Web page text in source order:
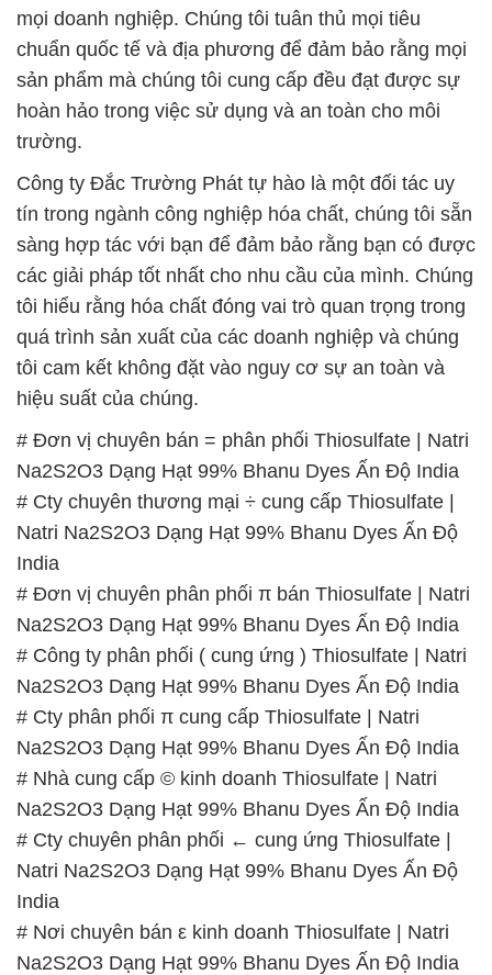
mọi doanh nghiệp. Chúng tôi tuân thủ mọi tiêu
chuẩn quốc tế và địa phương để đảm bảo rằng mọi
sản phẩm mà chúng tôi cung cấp đều đạt được sự
hoàn hảo trong việc sử dụng và an toàn cho môi
trường.
Công ty Đắc Trường Phát tự hào là một đối tác uy
tín trong ngành công nghiệp hóa chất, chúng tôi sẵn
sàng hợp tác với bạn để đảm bảo rằng bạn có được
các giải pháp tốt nhất cho nhu cầu của mình. Chúng
tôi hiểu rằng hóa chất đóng vai trò quan trọng trong
quá trình sản xuất của các doanh nghiệp và chúng
tôi cam kết không đặt vào nguy cơ sự an toàn và
hiệu suất của chúng.
# Đơn vị chuyên bán = phân phối Thiosulfate | Natri
Na2S2O3 Dạng Hạt 99% Bhanu Dyes Ấn Độ India
# Cty chuyên thương mại ÷ cung cấp Thiosulfate |
Natri Na2S2O3 Dạng Hạt 99% Bhanu Dyes Ấn Độ
India
# Đơn vị chuyên phân phối π bán Thiosulfate | Natri
Na2S2O3 Dạng Hạt 99% Bhanu Dyes Ấn Độ India
# Công ty phân phối ( cung ứng ) Thiosulfate | Natri
Na2S2O3 Dạng Hạt 99% Bhanu Dyes Ấn Độ India
# Cty phân phối π cung cấp Thiosulfate | Natri
Na2S2O3 Dạng Hạt 99% Bhanu Dyes Ấn Độ India
# Nhà cung cấp © kinh doanh Thiosulfate | Natri
Na2S2O3 Dạng Hạt 99% Bhanu Dyes Ấn Độ India
# Cty chuyên phân phối ← cung ứng Thiosulfate |
Natri Na2S2O3 Dạng Hạt 99% Bhanu Dyes Ấn Độ
India
# Nơi chuyên bán ε kinh doanh Thiosulfate | Natri
Na2S2O3 Dạng Hạt 99% Bhanu Dyes Ấn Độ India